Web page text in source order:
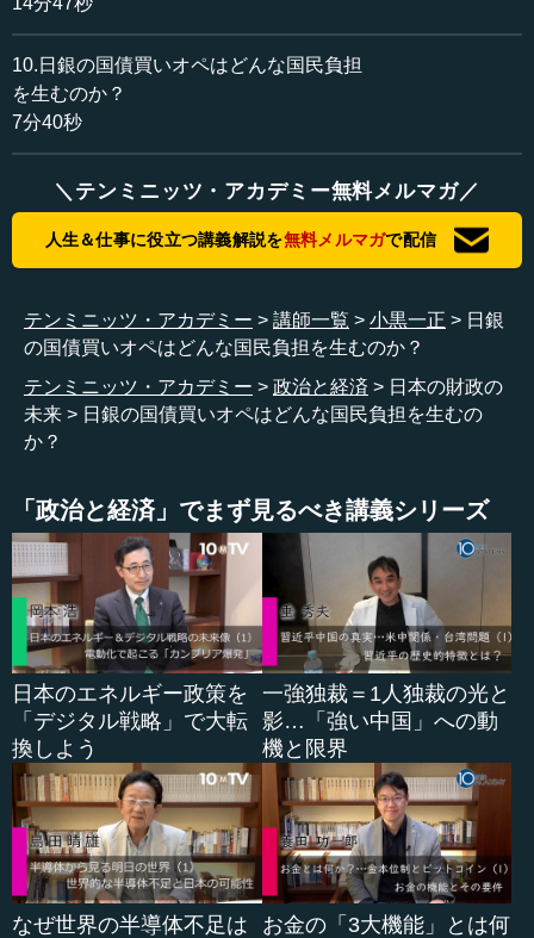
ん。負債が750兆円です。どうしてでしょうか。図表2で
は、政府は国債を800兆円発行していて、そのうち日本銀行
が500兆円を持っています。そうすると、民間が持っている
国債は300兆円になり、それが負債欄に書かれています。し
かし他方、緑色の準備の部分は250兆円から350兆円に増え
ています。そのため、現金100兆円、国債300兆円、準備
350兆円の合計が750兆円になり、図表4（1）と変わらなく
なります。これとちょうど鏡になるように、民間銀行の資
産には準備350兆円、国債300兆円が書かれ、加えて貸し出
しが950兆円あるということです。そして、これらの原資が
●準備の付利の抑制は、預金課税と実質的に同等にな
る
10.日銀の国債買いオペはどんな国民負担
を生むのか？
7分40秒
＼テンミニッツ・アカデミー無料メルマガ／
人生＆仕事に役立つ講義解説を無料メルマガで配信
テンミニッツ・アカデミー 講師一覧 小黒一正
日銀
の国債買いオペはどんな国民負担を生むのか？
テンミニッツ・アカデミー
政治と経済
日本の財政の
未来
日銀の国債買いオペはどんな国民負担を生むの
か？
「政治と経済」でまず見るべき講義シリーズ
日本のエネルギー政策を
「デジタル戦略」で大転
換しよう
一強独裁＝1人独裁の光と
影…「強い中国」への動
機と限界
なぜ世界の半導体不足は
お金の「3大機能」とは何